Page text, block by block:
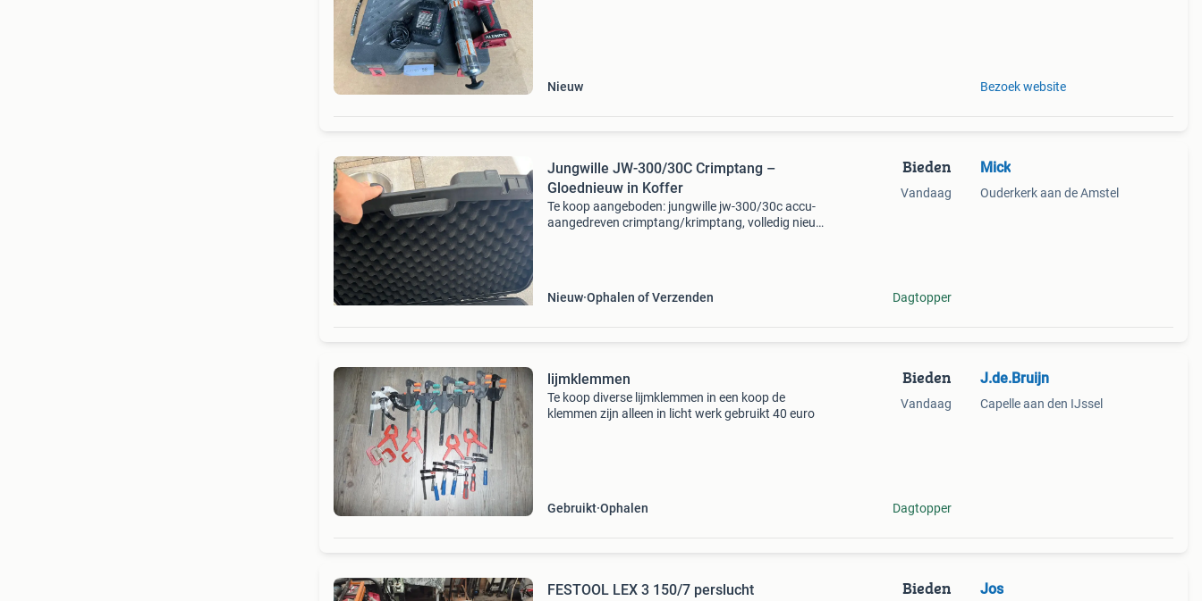
Nieuw Bezoek website
Jungwille JW-300/30C Crimptang –
Gloednieuw in Koffer
Te koop aangeboden: jungwille jw-300/30c accu-
aangedreven crimptang/krimptang, volledig nieuw
Nieuw Ophalen of Verzenden
Bieden
Vandaag
Dagtopper
Mick
Ouderkerk aan de Amstel
lijmklemmen
Te koop diverse lijmklemmen in een koop de
klemmen zijn alleen in licht werk gebruikt 40 euro
Gebruikt Ophalen
Bieden
Vandaag
Dagtopper
J.de.Bruijn
Capelle aan den IJssel
FESTOOL LEX 3 150/7 perslucht Bieden Jos